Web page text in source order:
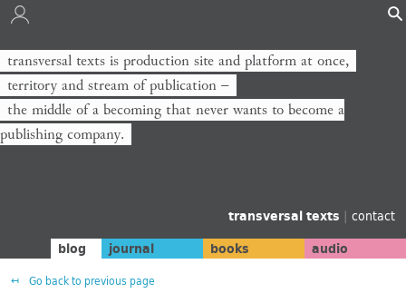
transversal texts is production site and platform at once,
territory and stream of publication −
the middle of a becoming that never wants to become a
publishing company.
transversal texts | contact
blog journal books audio
Go back to previous page